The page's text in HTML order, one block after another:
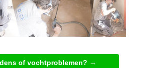
of vochtproblemen? →